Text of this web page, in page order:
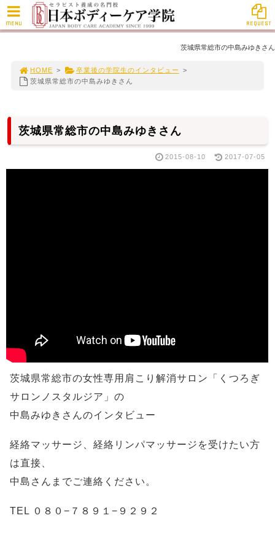
茨城県常総市の中島みゆきさん
HOME > 卒業後の学院生のインタビュー
>
茨城県常総市の中島みゆきさん
茨城県常総市の中島みゆきさん
2015-08-10 2017-07-05
茨城県常総市の女性専用肩こり解消サロン「くつろぎ
サロンノスタルジア」の
中島みゆき­さんのインタビュー
経絡マッサージ、経絡リンパマッサージを受けたい方
は直接、
中島さんまでご連絡くださ­い。
TEL ０８０−７８９１−９２９２
MENU REQUEST